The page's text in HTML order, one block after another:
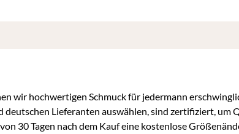
wir hochwertigen Schmuck für jedermann
deutschen Lieferanten auswählen, sind zertifiziert,
30 Tagen nach dem Kauf eine kostenlose